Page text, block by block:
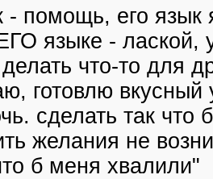
- помощь, его язык
языке - лаской,
что-то для
готовлю
сделать так
желания не
б меня хвалили"